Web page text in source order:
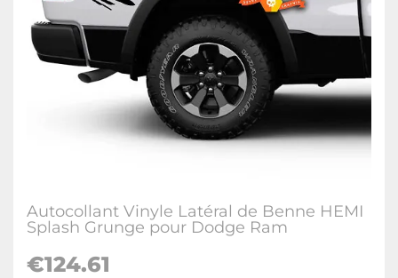
Autocollant Vinyle Latéral de Benne HEMI
Splash Grunge pour Dodge Ram
€124.61